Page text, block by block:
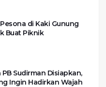
di Kaki Gunung
Buat Piknik
PB Sudirman Disiapkan,
Ingin Hadirkan Wajah